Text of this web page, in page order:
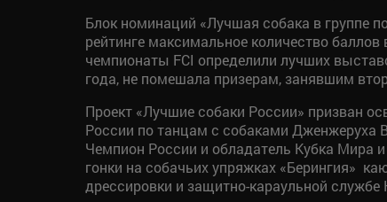
Блок номинаций «Лучшая собака в группе
рейтинге максимальное количество
чемпионаты FCI определили лучших
года, не помешала призерам, занявшим
Проект «Лучшие собаки России» призван
России по танцам с собаками Дженжеруха
Чемпион России и обладатель Кубка Мира
гонки на собачьих упряжках «Берингия»
дрессировки и защитно-караульной